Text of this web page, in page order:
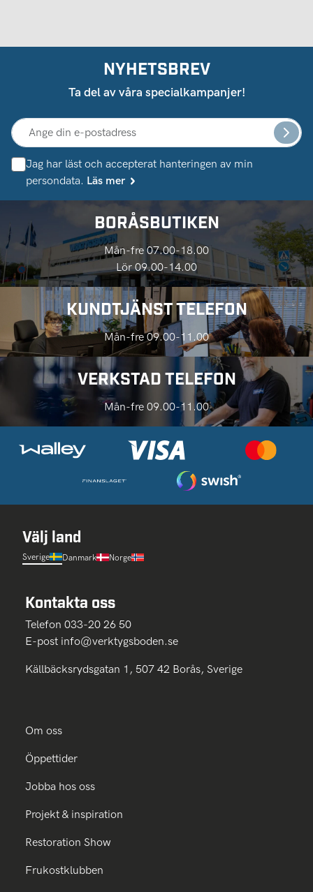
NYHETSBREV
Ta del av våra specialkampanjer!
Jag har läst och accepterat hanteringen av min
persondata. Läs mer
BORÅSBUTIKEN
Mån-fre 07.00-18.00
Lör 09.00-14.00
KUNDTJÄNST TELEFON
Mån-fre 09.00-11.00
VERKSTAD TELEFON
Mån-fre 09.00-11.00
Välj land
Sverige Danmark Norge
Kontakta oss
Telefon 033-20 26 50
E-post info@verktygsboden.se
Källbäcksrydsgatan 1, 507 42 Borås, Sverige
Om oss
Öppettider
Jobba hos oss
Projekt & inspiration
Restoration Show
Frukostklubben